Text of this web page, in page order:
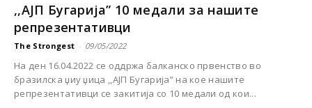
,,AЈП Бугарија” 10 медали за нашите
репрезентативци
The Strongest - 09/05/2022
На ден 16.04.2022 се оддржа балканско првенство во
бразилска џиу џица ,,АЈП Бугарија” на кое нашите
репрезентативци се закитија со 10 медали од кои...